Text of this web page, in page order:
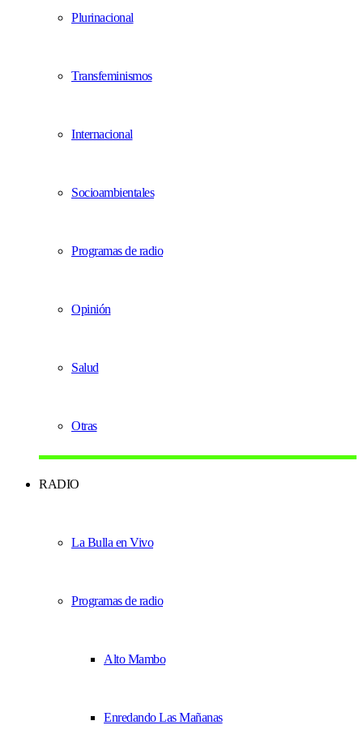
Plurinacional
Transfeminismos
Internacional
Socioambientales
Programas de radio
Opinión
Salud
Otras
RADIO
La Bulla en Vivo
Programas de radio
Alto Mambo
Enredando Las Mañanas